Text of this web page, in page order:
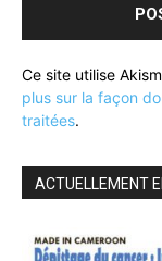
Ce site utilise
plus sur la façon
traitées.
ACTUELLEMENT